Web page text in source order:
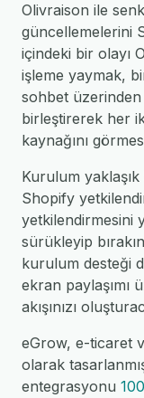
Olivraison ile
güncellemelerini
içindeki bir olayı
işleme yaymak,
sohbet
birleştirerek her
kaynağını
Kurulum
Shopify
yetkilendirmesini
sürükleyip
kurulum desteği
ekran paylaşımı
akışınızı
eGrow, e-ticaret
olarak
entegrasyonu